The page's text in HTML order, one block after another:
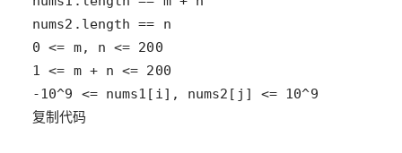
复制代码